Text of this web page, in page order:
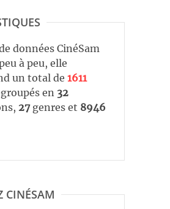
données CinéSam
à peu, elle
un total de 1611
en 32
27genres et 8946
CINÉSAM